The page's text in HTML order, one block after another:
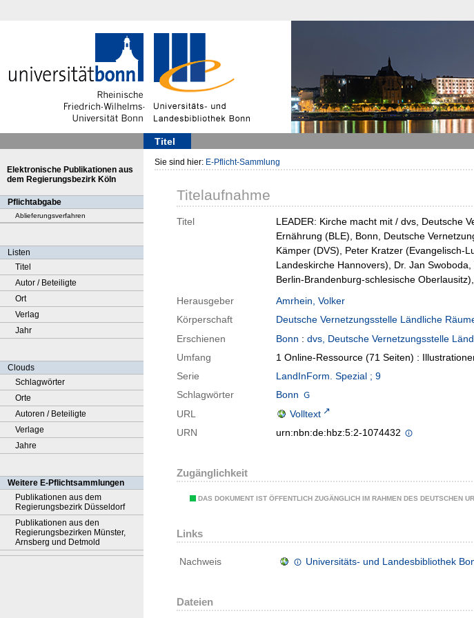
Titel
Elektronische Publikationen aus
dem Regierungsbezirk Köln
Pflichtabgabe
Ablieferungsverfahren
Listen
Titel
Autor / Beteiligte
Ort
Verlag
Jahr
Clouds
Schlagwörter
Orte
Autoren / Beteiligte
Verlage
Jahre
Weitere E-Pflichtsammlungen
Publikationen aus dem
Regierungsbezirk Düsseldorf
Publikationen aus den
Regierungsbezirken Münster,
Arnsberg und Detmold
Sie sind hier: E-Pflicht-Sammlung
Titelaufnahme
Titel
LEADER: Kirche macht mit / dvs, Deutsche
Ernährung (BLE), Bonn, Deutsche
Kämper (DVS), Peter Kratzer (Evangelisch-
Landeskirche Hannovers), Dr. Jan
Berlin-Brandenburg-schlesische
Herausgeber
Amrhein, Volker
Körperschaft
Deutsche Vernetzungsstelle Ländliche
Erschienen
Bonn : dvs, Deutsche Vernetzungsstelle
Umfang
1 Online-Ressource (71 Seiten) :
Serie
LandInForm. Spezial ; 9
Schlagwörter
Bonn
URL
Volltext
URN
urn:nbn:de:hbz:5:2-1074432
Zugänglichkeit
DAS DOKUMENT IST ÖFFENTLICH ZUGÄNGLICH IM RAHMEN DES DEUTSCHEN
Links
Nachweis Universitäts- und Landesbibliothek
Dateien